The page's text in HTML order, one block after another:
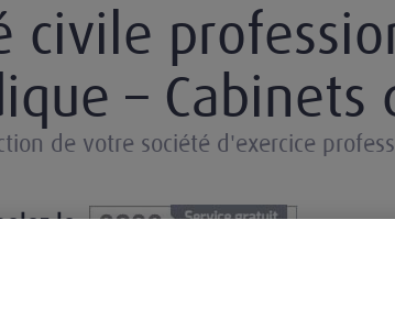
civile
– Cabinets
de votre société d'exercice
le